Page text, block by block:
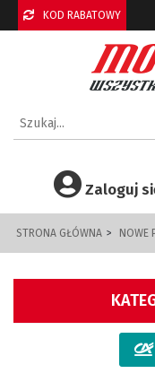
KOD RABATOWY
Zaloguj
STRONA GŁÓWNA NOWE